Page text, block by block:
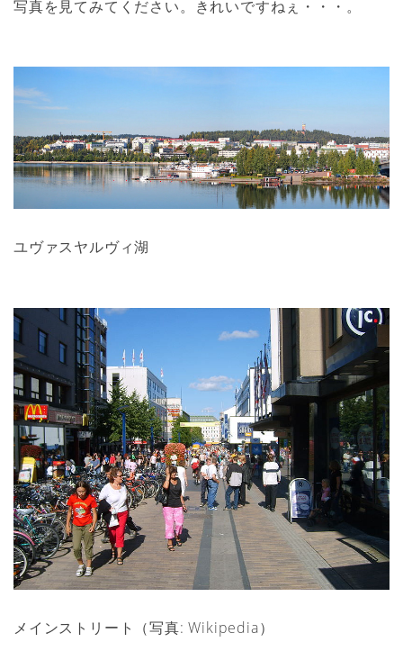
写真を見てみてください。きれいですねぇ・・・。
ユヴァスヤルヴィ湖
メインストリート（写真: Wikipedia）